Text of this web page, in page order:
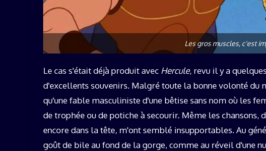
Les gros muscles, c'est
Le cas s'était déjà produit avec Hercule, revu il y a
d'excellents souvenirs. Malgré toute la bonne volonté du
qu'une fable masculiniste d'une bêtise sans nom où les
de trophée ou de potiche à secourir. Même les chansons,
encore dans la tête, m'ont semblé insupportables. Au
goût de bile au fond de la gorge, comme au réveil d'une